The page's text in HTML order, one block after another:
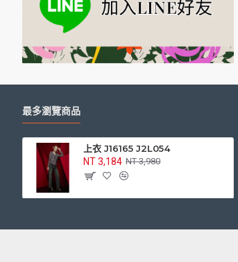
最多瀏覽商品
上衣 J16165 J2L054
NT 3,184 NT 3,980